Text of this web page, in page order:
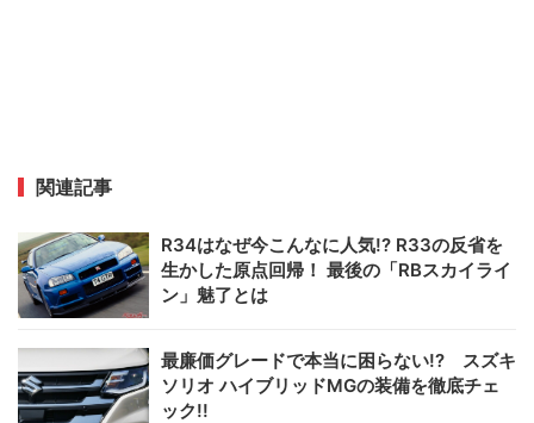
関連記事
R34はなぜ今こんなに人気!? R33の反省を
生かした原点回帰！ 最後の「RBスカイライ
ン」魅了とは
最廉価グレードで本当に困らない!? スズキ
ソリオ ハイブリッドMGの装備を徹底チェ
ック!!